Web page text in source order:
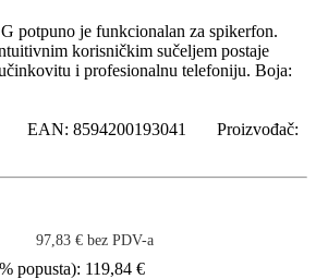
potpuno je funkcionalan za spikerfon.
korisničkim sučeljem postaje
i profesionalnu telefoniju. Boja:
L EAN: 8594200193041 Proizvođač:
97,83 € bez PDV-a
popusta): 119,84 €